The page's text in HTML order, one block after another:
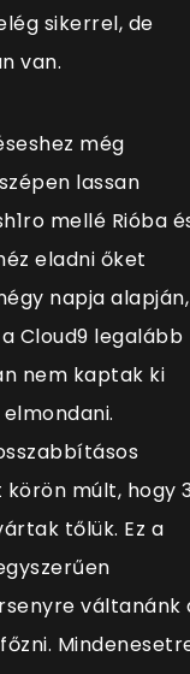
sikerrel, de
van.
még
lassan
mellé Rióba
eladni őket
napja alapján,
Cloud9 legalább
nem kaptak ki
múlt, hogy
tőlük. Ez a
váltanánk